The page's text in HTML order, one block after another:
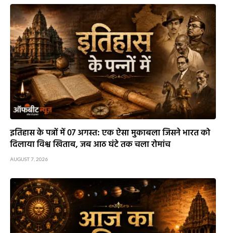
इतिहास के पन्नों में 07 अगस्त: एक ऐसा मुकाबला जिसने भारत को
दिलाया विश्व खिताब, जब आठ घंटे तक चला रोमांच
AUGUST 7, 2026